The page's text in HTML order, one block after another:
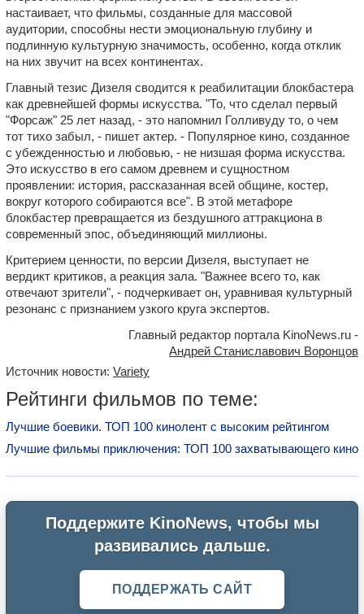
настаивает, что фильмы, созданные для массовой
аудитории, способны нести эмоциональную глубину и
подлинную культурную значимость, особенно, когда отклик
на них звучит на всех континентах.
Главный тезис Дизеля сводится к реабилитации блокбастера
как древнейшей формы искусства. "То, что сделал первый
"Форсаж" 25 лет назад, - это напомнил Голливуду то, о чем
тот тихо забыл, - пишет актер. - Популярное кино, созданное
с убежденностью и любовью, - не низшая форма искусства.
Это искусство в его самом древнем и сущностном
проявлении: история, рассказанная всей общине, костер,
вокруг которого собираются все". В этой метафоре
блокбастер превращается из бездушного аттракциона в
современный эпос, объединяющий миллионы.
Критерием ценности, по версии Дизеля, выступает не
вердикт критиков, а реакция зала. "Важнее всего то, как
отвечают зрители", - подчеркивает он, уравнивая культурный
резонанс с признанием узкого круга экспертов.
Главный редактор портала KinoNews.ru -
Андрей Станиславович Воронцов
Источник новости: Variety
Рейтинги фильмов по теме:
Лучшие боевики. ТОП 100 кинолент с высоким рейтингом
Лучшие фильмы приключения: ТОП 100 захватывающего кино
Поддержите KinoNews, чтобы мы
развивались дальше.
ПОДДЕРЖАТЬ САЙТ